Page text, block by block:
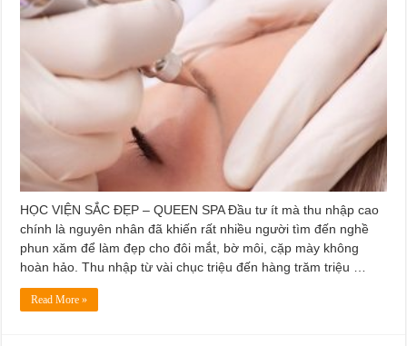
HỌC VIỆN SẮC ĐẸP – QUEEN SPA Đầu tư ít mà thu nhập cao
chính là nguyên nhân đã khiến rất nhiều người tìm đến nghề
phun xăm để làm đẹp cho đôi mắt, bờ môi, cặp mày không
hoàn hảo. Thu nhập từ vài chục triệu đến hàng trăm triệu …
Read More »